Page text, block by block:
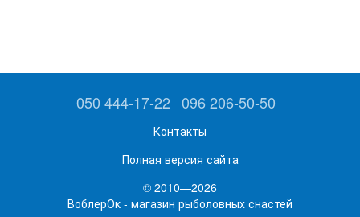
050 444-17-22 096 206-50-50
Контакты
Полная версия сайта
© 2010—2026
ВоблерОк - магазин рыболовных снастей